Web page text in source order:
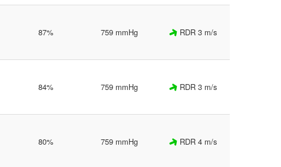
87% 759 mmHg RDR 3 m/s
84% 759 mmHg RDR 3 m/s
80% 759 mmHg RDR 4 m/s